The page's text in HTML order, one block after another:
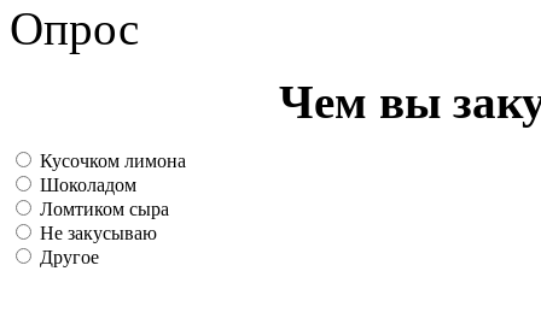
Опрос
Чем вы
Кусочком лимона
Шоколадом
Ломтиком сыра
Не закусываю
Другое